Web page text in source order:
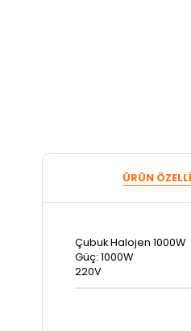
ÜRÜN
Çubuk Halojen 1000W
Güç: 1000W
220V